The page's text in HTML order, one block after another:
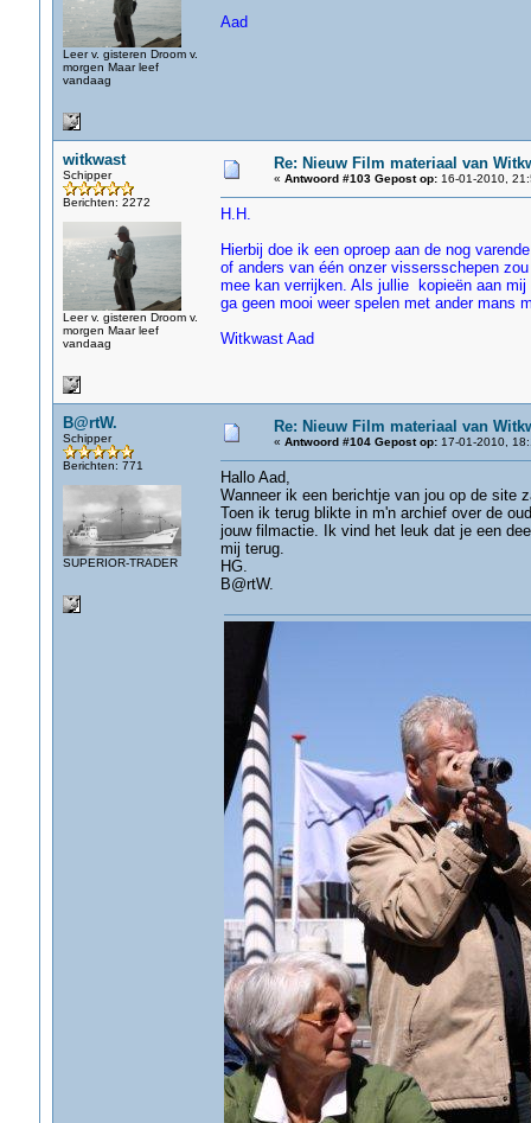
Leer v. gisteren Droom v.
morgen Maar leef
vandaag
Aad
witkwast
Schipper
Berichten: 2272
Leer v. gisteren Droom v.
morgen Maar leef
vandaag
Re: Nieuw Film materiaal van
« Antwoord #103 Gepost op:16-01-2010,
H.H.
Hierbij doe ik een oproep aan de nog
of anders van één onzer vissersschepen
mee kan verrijken. Als jullie kopieën aan
ga geen mooi weer spelen met ander mans
Witkwast Aad
B@rtW.
Schipper
Berichten: 771
SUPERIOR-TRADER
Re: Nieuw Film materiaal van
« Antwoord #104 Gepost op:17-01-2010,
Hallo Aad,
Wanneer ik een berichtje van jou op de site
Toen ik terug blikte in m'n archief over de
jouw filmactie. Ik vind het leuk dat je een
mij terug.
HG.
B@rtW.